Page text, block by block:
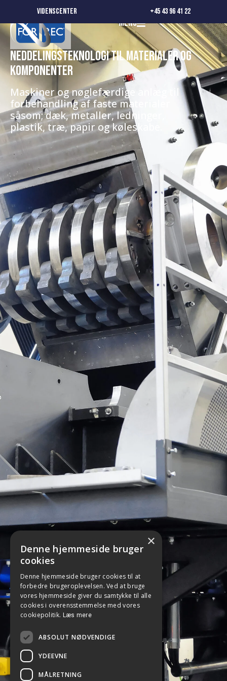
Videnscenter +45 43 96 41 22
Menu
FOR REC
Neddelingsteknologi til materialer og
komponenter
Maskiner og nøglefærdige anlæg til
forbehandling af faste materialer
såsom; dæk, metaller, ledninger,
plastik, træ, papir og køleskabe.
×
Denne hjemmeside bruger
cookies
Denne hjemmeside bruger cookies til at
forbedre brugeroplevelsen. Ved at bruge
vores hjemmeside giver du samtykke til alle
cookies i overensstemmelse med vores
cookiepolitik. Læs mere
ABSOLUT NØDVENDIGE
YDEEVNE
MÅLRETNING